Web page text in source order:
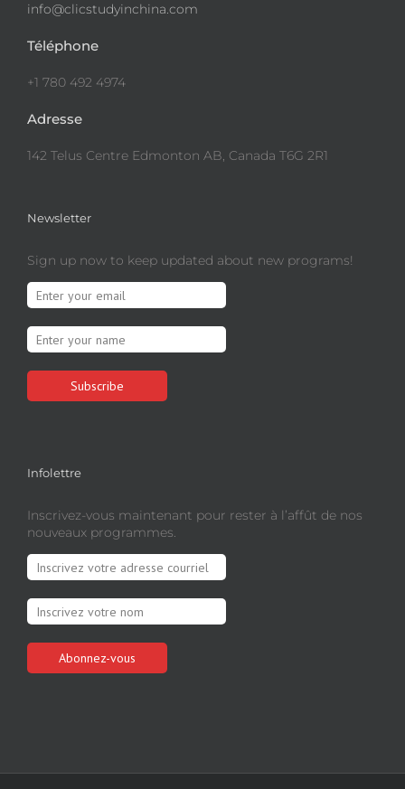
info@clicstudyinchina.com
Téléphone
+1 780 492 4974
Adresse
142 Telus Centre Edmonton AB, Canada T6G 2R1
Newsletter
Sign up now to keep updated about new programs!
Infolettre
Inscrivez-vous maintenant pour rester à l’affût de nos
nouveaux programmes.